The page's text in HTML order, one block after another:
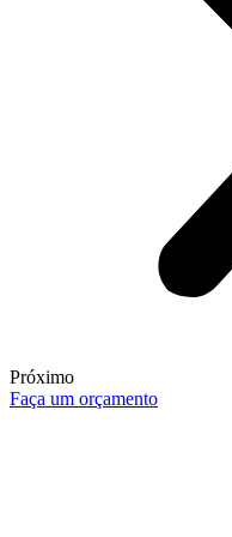
Próximo
Faça um orçamento